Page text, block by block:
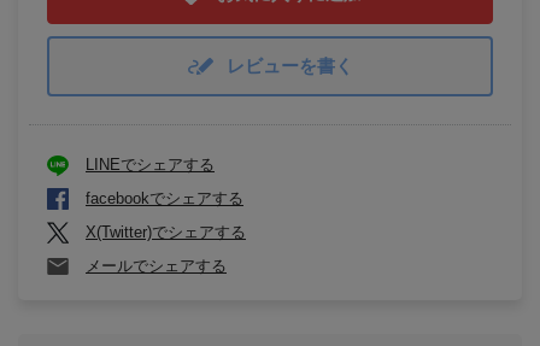
レビューを書く
LINEでシェアする
facebookでシェアする
X(Twitter)でシェアする
メールでシェアする